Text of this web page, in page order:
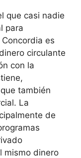
que casi nadie
para
es
circulante
con la
también
La
de
mismo dinero